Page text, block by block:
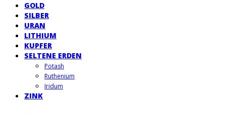
GOLD
SILBER
URAN
LITHIUM
KUPFER
SELTENE ERDEN
Potash
Ruthenium
Iridum
ZINK